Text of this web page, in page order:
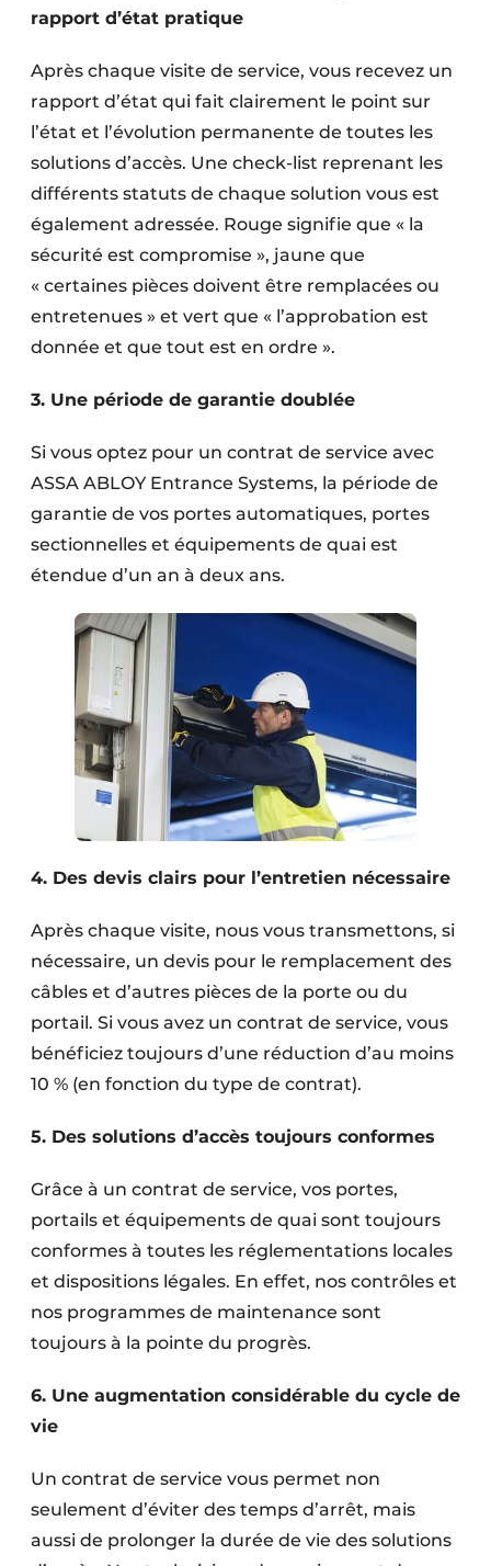
rapport d’état pratique
Après chaque visite de service, vous recevez un
rapport d’état qui fait clairement le point sur
l’état et l’évolution permanente de toutes les
solutions d’accès. Une check-list reprenant les
différents statuts de chaque solution vous est
également adressée. Rouge signifie que « la
sécurité est compromise », jaune que
« certaines pièces doivent être remplacées ou
entretenues » et vert que « l’approbation est
donnée et que tout est en ordre ».
3. Une période de garantie doublée
Si vous optez pour un contrat de service avec
ASSA ABLOY Entrance Systems, la période de
garantie de vos portes automatiques, portes
sectionnelles et équipements de quai est
étendue d’un an à deux ans.
4. Des devis clairs pour l’entretien nécessaire
Après chaque visite, nous vous transmettons, si
nécessaire, un devis pour le remplacement des
câbles et d’autres pièces de la porte ou du
portail. Si vous avez un contrat de service, vous
bénéficiez toujours d’une réduction d’au moins
10 % (en fonction du type de contrat).
5. Des solutions d’accès toujours conformes
Grâce à un contrat de service, vos portes,
portails et équipements de quai sont toujours
conformes à toutes les réglementations locales
et dispositions légales. En effet, nos contrôles et
nos programmes de maintenance sont
toujours à la pointe du progrès.
6. Une augmentation considérable du cycle de
vie
Un contrat de service vous permet non
seulement d’éviter des temps d’arrêt, mais
aussi de prolonger la durée de vie des solutions